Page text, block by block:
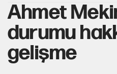
Ahmet
durumu
gelişme